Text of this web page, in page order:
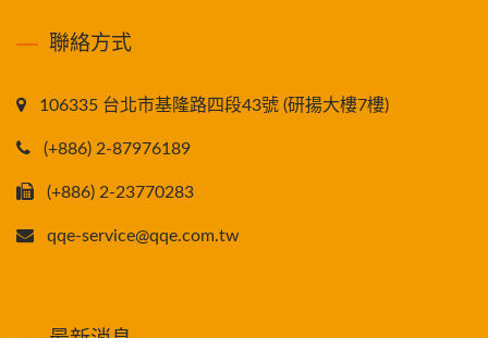
聯絡方式
106335 台北市基隆路四段43號 (研揚大樓7樓)
(+886) 2-87976189
(+886) 2-23770283
qqe-service@qqe.com.tw